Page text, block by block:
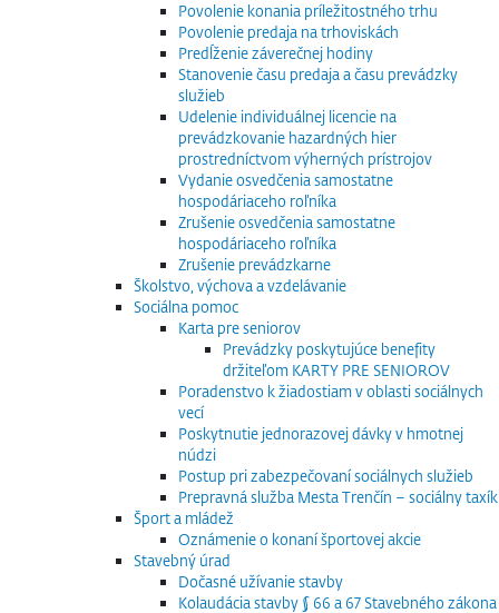
Povolenie konania príležitostného trhu
Povolenie predaja na trhoviskách
Predĺženie záverečnej hodiny
Stanovenie času predaja a času prevádzky
služieb
Udelenie individuálnej licencie na
prevádzkovanie hazardných hier
prostredníctvom výherných prístrojov
Vydanie osvedčenia samostatne
hospodáriaceho roľníka
Zrušenie osvedčenia samostatne
hospodáriaceho roľníka
Zrušenie prevádzkarne
Školstvo, výchova a vzdelávanie
Sociálna pomoc
Karta pre seniorov
Prevádzky poskytujúce benefity
držiteľom KARTY PRE SENIOROV
Poradenstvo k žiadostiam v oblasti sociálnych
vecí
Poskytnutie jednorazovej dávky v hmotnej
núdzi
Postup pri zabezpečovaní sociálnych služieb
Prepravná služba Mesta Trenčín – sociálny taxík
Šport a mládež
Oznámenie o konaní športovej akcie
Stavebný úrad
Dočasné užívanie stavby
Kolaudácia stavby § 66 a 67 Stavebného zákona